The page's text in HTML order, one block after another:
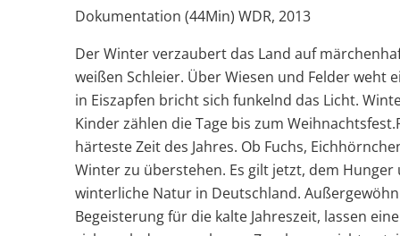
Dokumentation (44Min) WDR, 2013
Der Winter verzaubert das Land auf
weißen Schleier. Über Wiesen und Felder weht
in Eiszapfen bricht sich funkelnd das Licht.
Kinder zählen die Tage bis zum
härteste Zeit des Jahres. Ob Fuchs,
Winter zu überstehen. Es gilt jetzt, dem
winterliche Natur in Deutschland.
Begeisterung für die kalte Jahreszeit, lassen